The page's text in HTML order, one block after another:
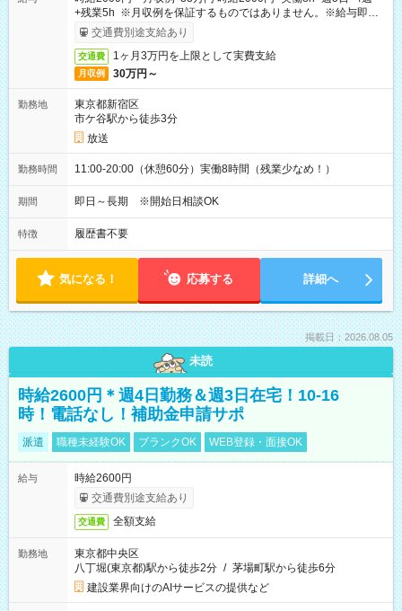
+残業5h ※月収例を保証するものではありません。※給与即受
取りサービス利用可（利用条件有）
交通費別途支給あり
交通費 1ヶ月3万円を上限として実費支給
月収例 30万円～
勤務地
東京都新宿区
市ケ谷駅から徒歩3分
放送
勤務時間 11:00-20:00（休憩60分）実働8時間（残業少なめ！）
期間 即日～長期 ※開始日相談OK
特徴 履歴書不要
気になる！ 応募する 詳細へ
掲載日：2026.08.05
未読
時給2600円＊週4日勤務＆週3日在宅！10-16
時！電話なし！補助金申請サポ
派遣 職種未経験OK ブランクOK WEB登録・面接OK
給与
時給2600円
交通費別途支給あり
交通費 全額支給
勤務地
東京都中央区
八丁堀(東京都)駅から徒歩2分 / 茅場町駅から徒歩6分
建設業界向けのAIサービスの提供など